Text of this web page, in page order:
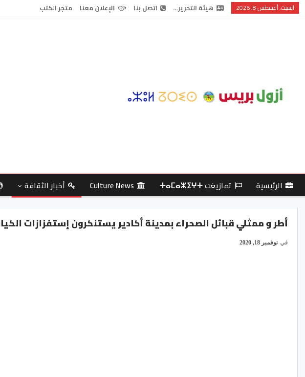
السبت, أغسطس 8, 2026 هيئة التحرير… اتصل بنا الإعلان معنا متجر الكتب
الرئيسية تمازيغت ⵜⴰⵎⴰⵣⵉⵖⵜ Culture News أخبار الثقافة
أطر و ممثلي قبائل الصحراء بمدينة أكادير يستنكرون إستفزازات
في نوفمبر 18, 2020